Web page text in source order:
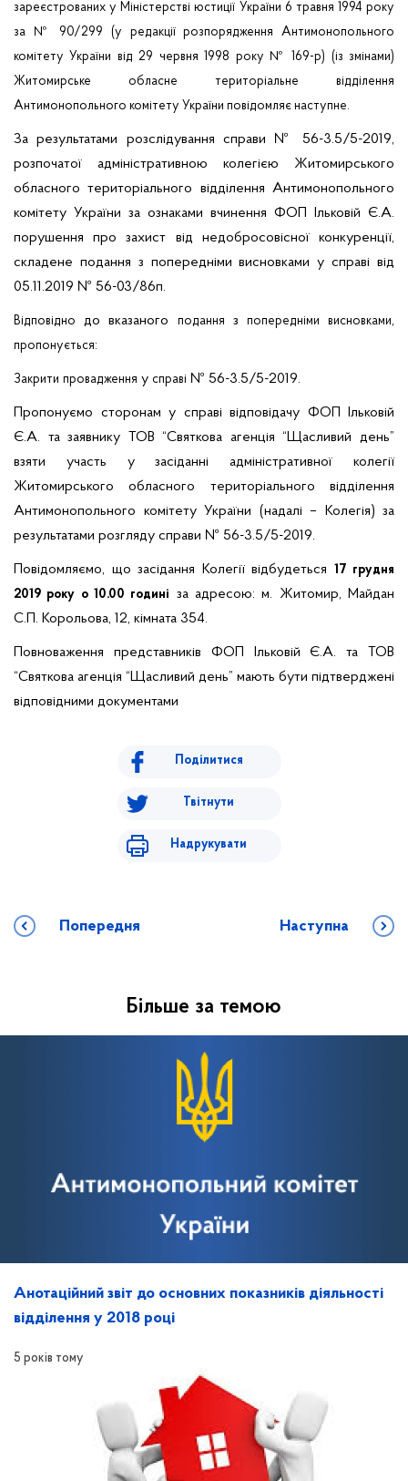
зареєстрованих у Міністерстві юстиції України 6 травня 1994 року
за № 90/299 (у редакції розпорядження Антимонопольного
комітету України від 29 червня 1998 року № 169-р) (із змінами)
Житомирське обласне територіальне відділення
Антимонопольного комітету України повідомляє наступне.
За результатами розслідування справи № 56-3.5/5-2019,
розпочатої адміністративною колегією Житомирського
обласного територіального відділення Антимонопольного
комітету України за ознаками вчинення ФОП Ільковій Є.А.
порушення про захист від недобросовісної конкуренції,
складене подання з попередніми висновками у справі від
05.11.2019 № 56-03/86п.
Відповідно довказаного подання з попередніми висновками,
пропонується:
Закрити провадження у справі № 56-3.5/5-2019.
Пропонуємо сторонам у справі відповідачу ФОП Ільковій
Є.А. та заявнику ТОВ “Святкова агенція “Щасливий день”
взяти участь у засіданні адміністративної колегії
Житомирського обласного територіального відділення
Антимонопольного комітету України (надалі – Колегія) за
результатами розгляду справи № 56-3.5/5-2019.
Повідомляємо, що засідання Колегії відбудеться 17 грудня
2019 року о 10.00 годині за адресою: м. Житомир, Майдан
С.П. Корольова, 12, кімната 354.
Повноваження представників ФОП Ільковій Є.А. та ТОВ
“Святкова агенція “Щасливий день” мають бути підтверджені
відповідними документами
Поділитися
Твітнути
Надрукувати
Попередня Наступна
Більше за темою
Анотаційний звіт до основних показників діяльності
відділення у 2018 році
5 років тому